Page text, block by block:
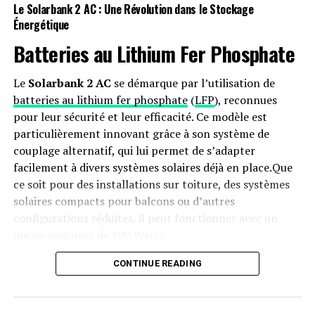
Pourquoi la technologie DSP ne représente pas l’avenir
de la publicité télévisée : Découvrez les vérités cachées
DON'T MISS
« ‘Suriya 44’ : Le tournage reprend dans ce pittoresque
station de montagne ? »
Le Solarbank 2 AC : Une Révolution dans le Stockage
Énergétique
Batteries au Lithium Fer Phosphate
Le Solarbank 2 AC se démarque par l’utilisation de
batteries au lithium fer phosphate(LFP), reconnues
pour leur sécurité et leur efficacité. Ce modèle est
particulièrement innovant grâce à son système de
couplage alternatif, qui lui permet de s’adapter
facilement à divers systèmes solaires déjà en place.Que
ce soit pour des installations sur toiture, des systèmes
solaires compacts pour balcons ou d’autres
configurations réduites, il peut fonctionner avec un
Capacité et flexibilité Énergétique
Avec une capacité maximale d’injection dans le réseau
CONTINUE READING